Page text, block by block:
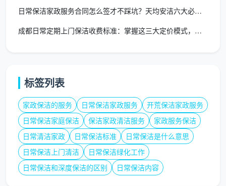
此区域严格不包含对各处天花吊顶积灰清除、不包含
窗帘的拆洗及熨烫；同时对字画、古董、名贵易碎的
✔️ 核心服务项目
寝具床铺的常规整理：按照原有形态铺平床单被罩，
并摆放好枕头。
柜体外表面的擦拭：主要针对卧室衣柜、床头柜、梳
妆台等没有堆满杂物的外沿平面。
触手可及处的清尘：擦拭房间内窗台、非布艺材质的
日常保洁家政服务合同怎么签才不踩坑？天均安洁六大必备条款一次
成都日常定期上门保洁收费标准：掌握这三大定价模式，年省上千元
标签列表
家政保洁的服务 日常保洁家政服务
开荒保洁家政服务
日常保洁家庭保洁
保洁家政清洁服务
家政服务保洁
日常清洁家政
日常保洁标准
日常保洁是什么意思
日常保洁上门清洁
日常保洁绿化工作
日常保洁和深度保洁的区别
日常保洁内容